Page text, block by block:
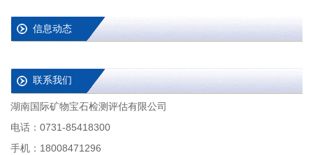
信息动态
联系我们
湖南国际矿物宝石检测评估有限公司
电话：0731-85418300
手机：18008471296